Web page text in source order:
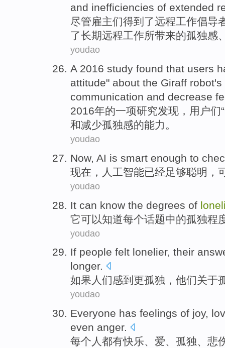
and inefficiencies of extended
尽管雇主们得到了远程工作倡导
了长期远程工作所带来的孤独感
youdao
A2016 study found that users
attitude" about the Giraff robot's
communication and decrease
2016年的一项研究发现 ， 用户们“
和减少孤独感的能力 。
youdao
Now, AI is smart enough to
现在，人工智能已经足够聪明，
youdao
It can know the degrees of
它可以知道每个话题中的孤独程
youdao
If people felt lonelier, their
longer.
如果人们感到更孤独，他们关于
youdao
Everyone has feelings of joy,
even anger.
每个人都有快乐、爱、孤独、悲